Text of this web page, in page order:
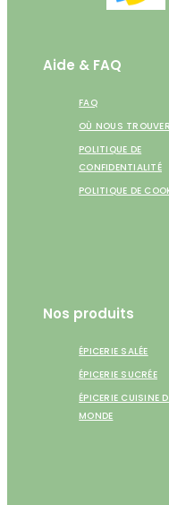
Nos produits
ÉPICERIE SALÉE
ÉPICERIE SUCRÉE
ÉPICERIE CUISINE
MONDE
Aide & FAQ
FAQ
OÙ NOUS TROUVER
POLITIQUE DE
CONFIDENTIALITÉ
POLITIQUE DE